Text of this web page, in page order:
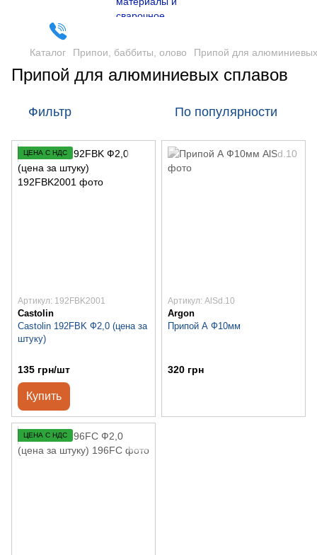
Каталог Припои, баббиты, олово Припой для
Припой для алюминиевых сплавов
Фильтр По популярности
ЦЕНА С НДС
Артикул: 192FBK2001
Castolin
Castolin 192FBK Ф2,0 (цена за
штуку)
135 грн/шт
Купить
Артикул: AlSd.10
Argon
Припой А Ф10мм
320 грн
ЦЕНА С НДС